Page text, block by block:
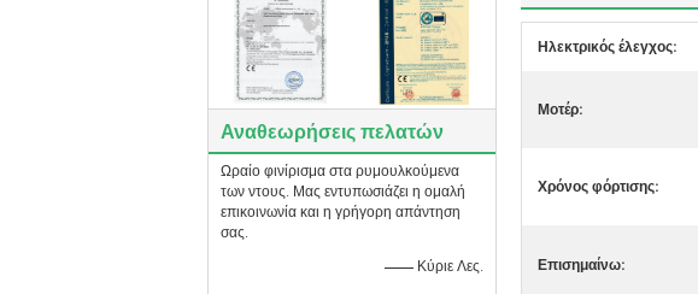
Αναθεωρήσεις πελατών
Ωραίο φινίρισμα στα ρυμουλκούμενα
των ντους. Μας εντυπωσιάζει η ομαλή
επικοινωνία και η γρήγορη απάντηση
σας.
—— Κύριε Λες.
Ηλεκτρικός έλεγχος:
Μοτέρ:
Χρόνος φόρτισης:
Επισημαίνω: